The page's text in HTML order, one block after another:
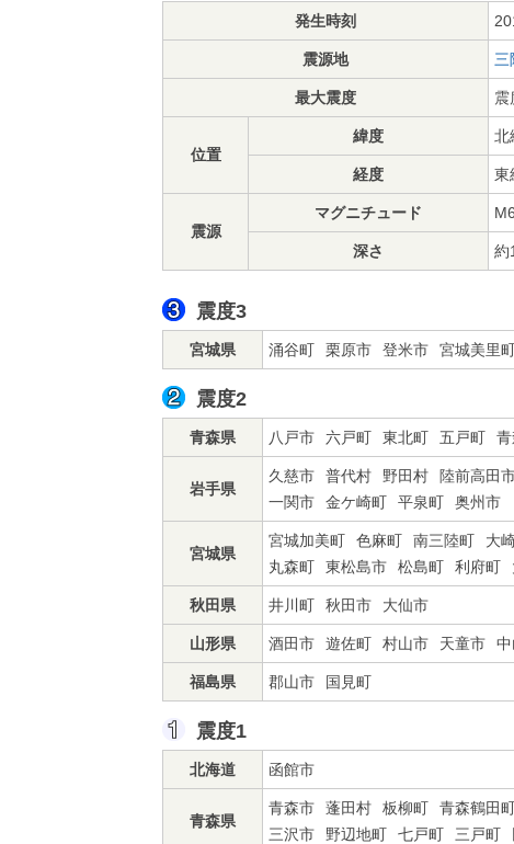
発生時刻
震源地 三
最大震度 震
位置
緯度 北
経度 東
震源
マグニチュード
深さ 約
震度3
宮城県 涌谷町 栗原市 登米市 宮城美里
震度2
青森県 八戸市 六戸町 東北町 五戸町
岩手県
久慈市 普代村 野田村 陸前高田
一関市
金ケ崎町 平泉町 奥州市
宮城県
宮城加美町 色麻町 南三陸町 大
丸森町
東松島市 松島町 利府町
秋田県 井川町 秋田市 大仙市
山形県 酒田市 遊佐町 村山市 天童市
福島県 郡山市 国見町
震度1
北海道 函館市
青森県
青森市 蓬田村 板柳町 青森鶴田
三沢市
野辺地町 七戸町 三戸町